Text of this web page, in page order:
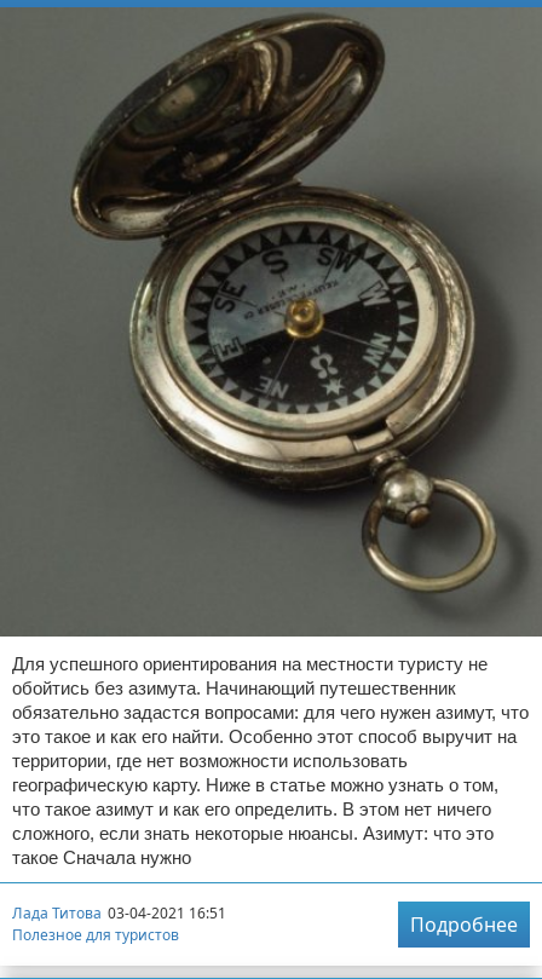
Для успешного ориентирования на местности туристу не
обойтись без азимута. Начинающий путешественник
обязательно задастся вопросами: для чего нужен азимут, что
это такое и как его найти. Особенно этот способ выручит на
территории, где нет возможности использовать
географическую карту. Ниже в статье можно узнать о том,
что такое азимут и как его определить. В этом нет ничего
сложного, если знать некоторые нюансы. Азимут: что это
такое Сначала нужно
Лада Титова 03-04-2021 16:51
Полезное для туристов
Подробнее